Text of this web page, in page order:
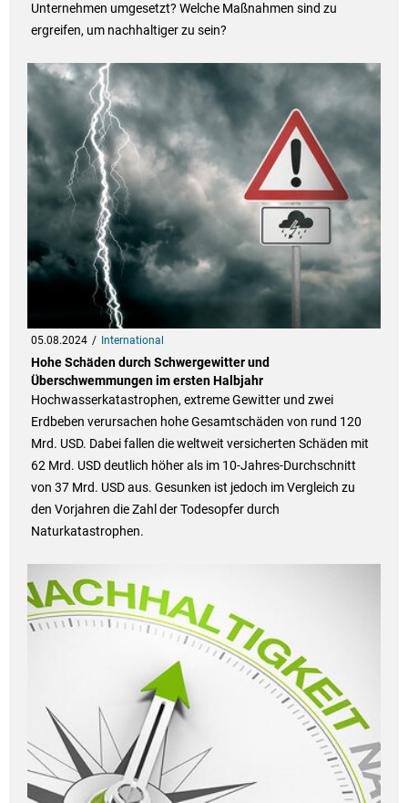
Unternehmen umgesetzt? Welche Maßnahmen sind zu
ergreifen, um nachhaltiger zu sein?
05.08.2024 International
Hohe Schäden durch Schwergewitter und
Überschwemmungen im ersten Halbjahr
Hochwasserkatastrophen, extreme Gewitter und zwei
Erdbeben verursachen hohe Gesamtschäden von rund 120
Mrd. USD. Dabei fallen die weltweit versicherten Schäden mit
62 Mrd. USD deutlich höher als im 10-Jahres-Durchschnitt
von 37 Mrd. USD aus. Gesunken ist jedoch im Vergleich zu
den Vorjahren die Zahl der Todesopfer durch
Naturkatastrophen.